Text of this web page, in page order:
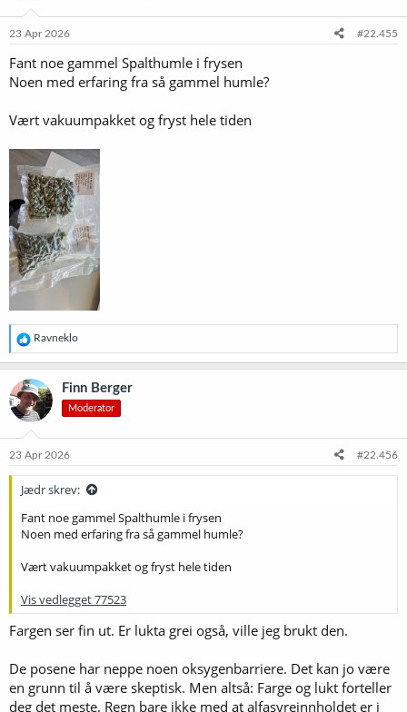
23 Apr 2026 #22.455
Fant noe gammel Spalthumle i frysen
Noen med erfaring fra så gammel humle?
Vært vakuumpakket og fryst hele tiden
R
e
a
k
s
j
o
e
Ravneklo
Finn Berger
Moderator
23 Apr 2026 #22.456
Jædr skrev:
Fant noe gammel Spalthumle i frysen
Noen med erfaring fra så gammel humle?
Vært vakuumpakket og fryst hele tiden
Vis vedlegget 77523
Fargen ser fin ut. Er lukta grei også, ville jeg brukt den.
De posene har neppe noen oksygenbarriere. Det kan jo være
en grunn til å være skeptisk. Men altså: Farge og lukt forteller
deg det meste. Regn bare ikke med at alfasyreinnholdet er i